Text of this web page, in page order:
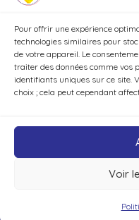
Pour offrir une expérience
technologies similaires pour
de votre appareil. Le
traiter des données comme vos
identifiants uniques sur ce site.
choix ; cela peut cependant
Voir
TYPE DE BIEN
DÉCOUVRIR